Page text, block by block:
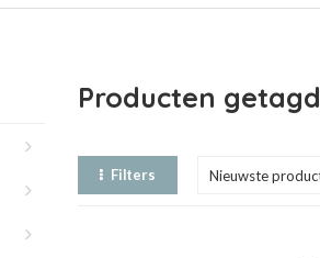
Producten
Filters Nieuwste